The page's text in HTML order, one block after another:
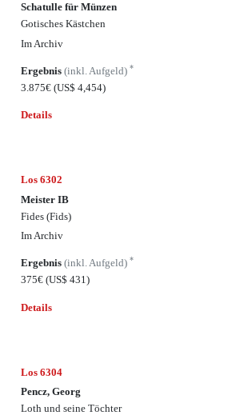
Schatulle für Münzen
Gotisches Kästchen
Im Archiv
Ergebnis(inkl. Aufgeld)*
3.875€(US$ 4,454)
Details
Los 6302
Meister IB
Fides (Fids)
Im Archiv
Ergebnis(inkl. Aufgeld)*
375€(US$ 431)
Details
Los 6304
Pencz, Georg
Loth und seine Töchter